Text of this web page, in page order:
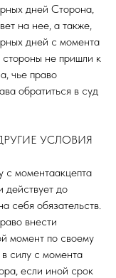
дней Сторона,
на нее, а также,
дней с момента
стороны не пришли к
чье право
обратиться в суд
УСЛОВИЯ
с моментаакцепта
до
себя обязательств.
внести
момент по своему
силу с момента
если иной срок